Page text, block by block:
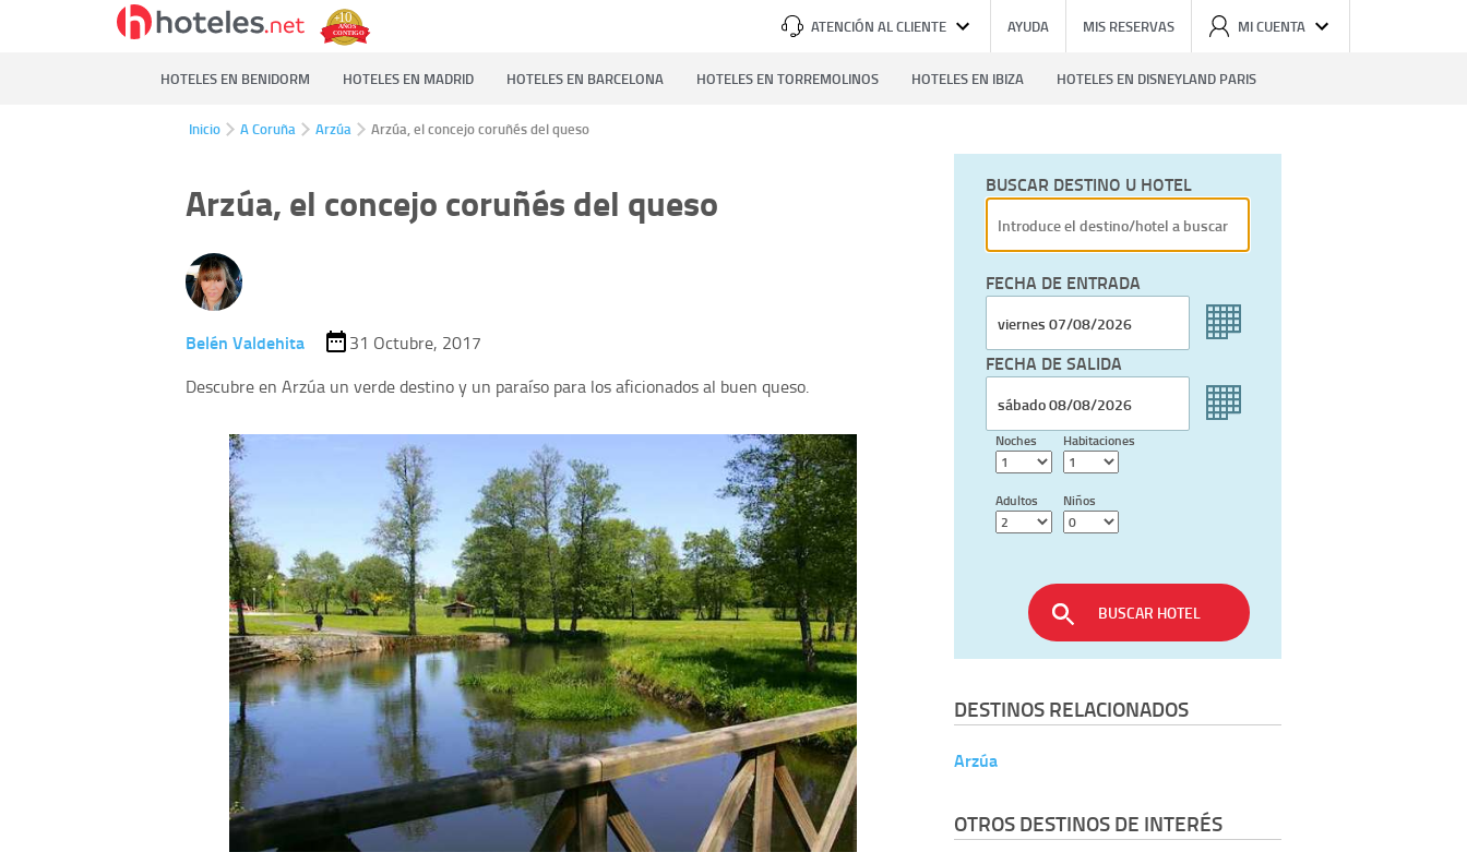
ATENCIÓN AL CLIENTE AYUDA MIS RESERVAS MI CUENTA
HOTELES EN BENIDORM HOTELES EN MADRID HOTELES EN BARCELONA HOTELES EN TORREMOLINOS HOTELES EN IBIZA HOTELES EN DISNEYLAND PARIS
Inicio A Coruña Arzúa Arzúa, el concejo coruñés del queso
Arzúa, el concejo coruñés del queso
Belén Valdehita
31 Octubre, 2017
Descubre en Arzúa un verde destino y un paraíso para los aficionados al buen queso.
BUSCAR DESTINO U HOTEL
FECHA DE ENTRADA
FECHA DE SALIDA
Noches Habitaciones
Adultos Niños
BUSCAR HOTEL
DESTINOS RELACIONADOS
Arzúa
OTROS DESTINOS DE INTERÉS